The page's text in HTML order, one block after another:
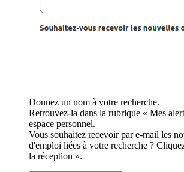
Donnez un nom à votre recherche.
Retrouvez-la dans la rubrique « Mes
espace personnel.
Vous souhaitez recevoir par e-mail les
d'emploi liées à votre recherche ?
la réception ».